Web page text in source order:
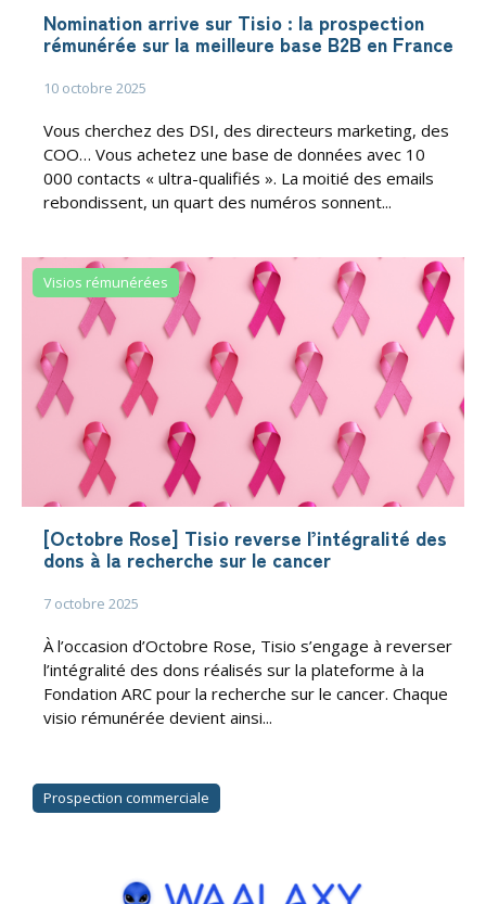
Nomination arrive sur Tisio : la prospection
rémunérée sur la meilleure base B2B en France
10 octobre 2025
Vous cherchez des DSI, des directeurs marketing, des
COO… Vous achetez une base de données avec 10
000 contacts « ultra-qualifiés ». La moitié des emails
rebondissent, un quart des numéros sonnent...
Visios rémunérées
[Octobre Rose] Tisio reverse l’intégralité des
dons à la recherche sur le cancer
7 octobre 2025
À l’occasion d’Octobre Rose, Tisio s’engage à reverser
l’intégralité des dons réalisés sur la plateforme à la
Fondation ARC pour la recherche sur le cancer. Chaque
visio rémunérée devient ainsi...
Prospection commerciale